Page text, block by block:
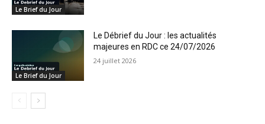
Le Brief du Jour
Le Brief du Jour
Le Débrief du Jour : les actualités
majeures en RDC ce 24/07/2026
24 juillet 2026